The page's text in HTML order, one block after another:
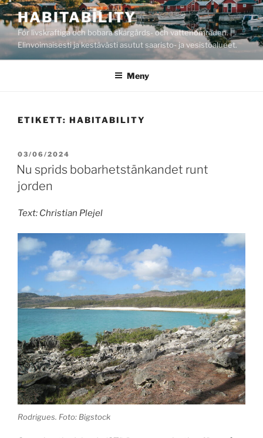
Hoppa
till
innehåll
HABITABILITY
För livskraftiga och bobara skärgårds- och vattenområden. |
Elinvoimaisesti ja kestävästi asutut saaristo- ja vesistöalueet.
Meny
ETIKETT: HABITABILITY
PUBLICERAT
03/06/2024
Nu sprids bobarhetstänkandet runt
jorden
Text: Christian Plejel
Rodrigues. Foto: Bigstock